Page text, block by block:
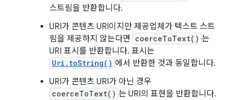
스트림을 반환합니다.
URI가 콘텐츠 URI이지만 제공업체가 텍스트 스트
림을 제공하지 않는다면
coerceToText() 는
URI 표시를 반환합니다. 표시는
Uri.toString() 에서 반환한 것과 동일합니다.
URI가 콘텐츠 URI가 아닌 경우
coerceToText() 는 URI의 표현을 반환합니다.